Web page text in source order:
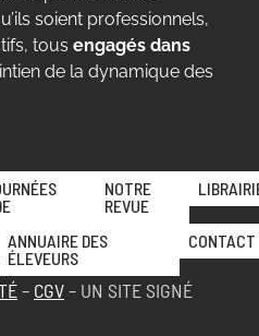
soient professionnels,
tous engagés dans
de la dynamique des
NOTRE
REVUE
ANNUAIRE DES
ÉLEVEURS
CONTACT
– CGV– UN SITE SIGNÉ